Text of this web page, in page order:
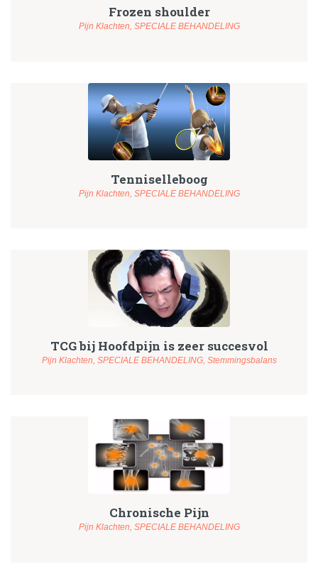
Frozen shoulder
Pijn Klachten, SPECIALE BEHANDELING
Tenniselleboog
Pijn Klachten, SPECIALE BEHANDELING
TCG bij Hoofdpijn is zeer succesvol
Pijn Klachten, SPECIALE BEHANDELING, Stemmingsbalans
Chronische Pijn
Pijn Klachten, SPECIALE BEHANDELING